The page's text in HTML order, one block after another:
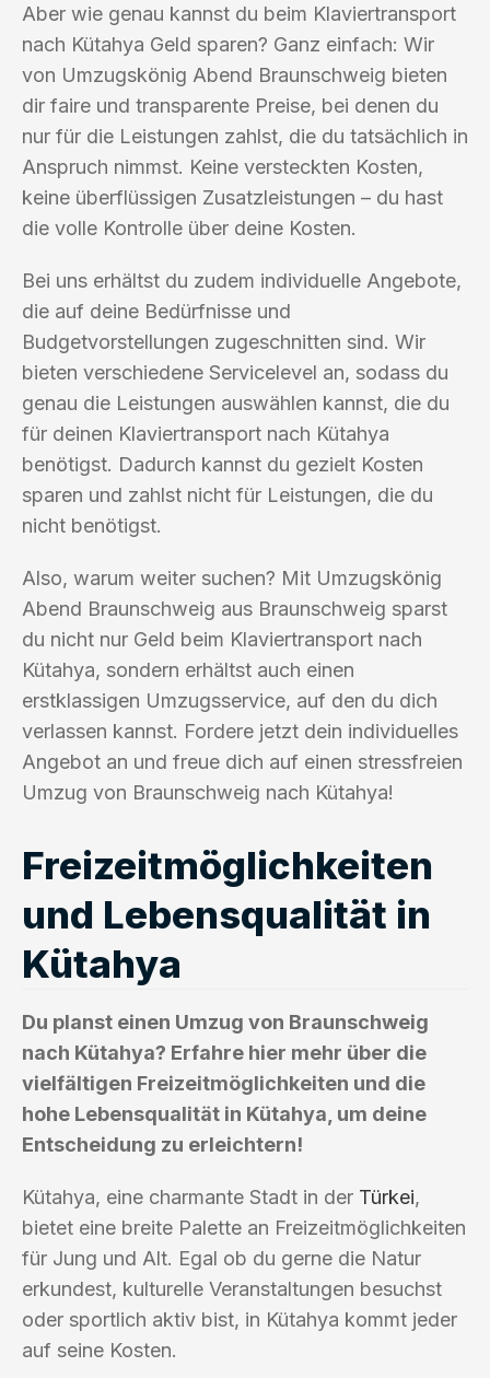
Aber wie genau kannst du beim Klaviertransport
nach Kütahya Geld sparen? Ganz einfach: Wir
von Umzugskönig Abend Braunschweig bieten
dir faire und transparente Preise, bei denen du
nur für die Leistungen zahlst, die du tatsächlich in
Anspruch nimmst. Keine versteckten Kosten,
keine überflüssigen Zusatzleistungen – du hast
die volle Kontrolle über deine Kosten.
Bei uns erhältst du zudem individuelle Angebote,
die auf deine Bedürfnisse und
Budgetvorstellungen zugeschnitten sind. Wir
bieten verschiedene Servicelevel an, sodass du
genau die Leistungen auswählen kannst, die du
für deinen Klaviertransport nach Kütahya
benötigst. Dadurch kannst du gezielt Kosten
sparen und zahlst nicht für Leistungen, die du
nicht benötigst.
Also, warum weiter suchen? Mit Umzugskönig
Abend Braunschweig aus Braunschweig sparst
du nicht nur Geld beim Klaviertransport nach
Kütahya, sondern erhältst auch einen
erstklassigen Umzugsservice, auf den du dich
verlassen kannst. Fordere jetzt dein individuelles
Angebot an und freue dich auf einen stressfreien
Umzug von Braunschweig nach Kütahya!
Freizeitmöglichkeiten
und Lebensqualität in
Kütahya
Du planst einen Umzug von Braunschweig
nach Kütahya? Erfahre hier mehr über die
vielfältigen Freizeitmöglichkeiten und die
hohe Lebensqualität in Kütahya, um deine
Entscheidung zu erleichtern!
Kütahya, eine charmante Stadt in der Türkei,
bietet eine breite Palette an Freizeitmöglichkeiten
für Jung und Alt. Egal ob du gerne die Natur
erkundest, kulturelle Veranstaltungen besuchst
oder sportlich aktiv bist, in Kütahya kommt jeder
auf seine Kosten.